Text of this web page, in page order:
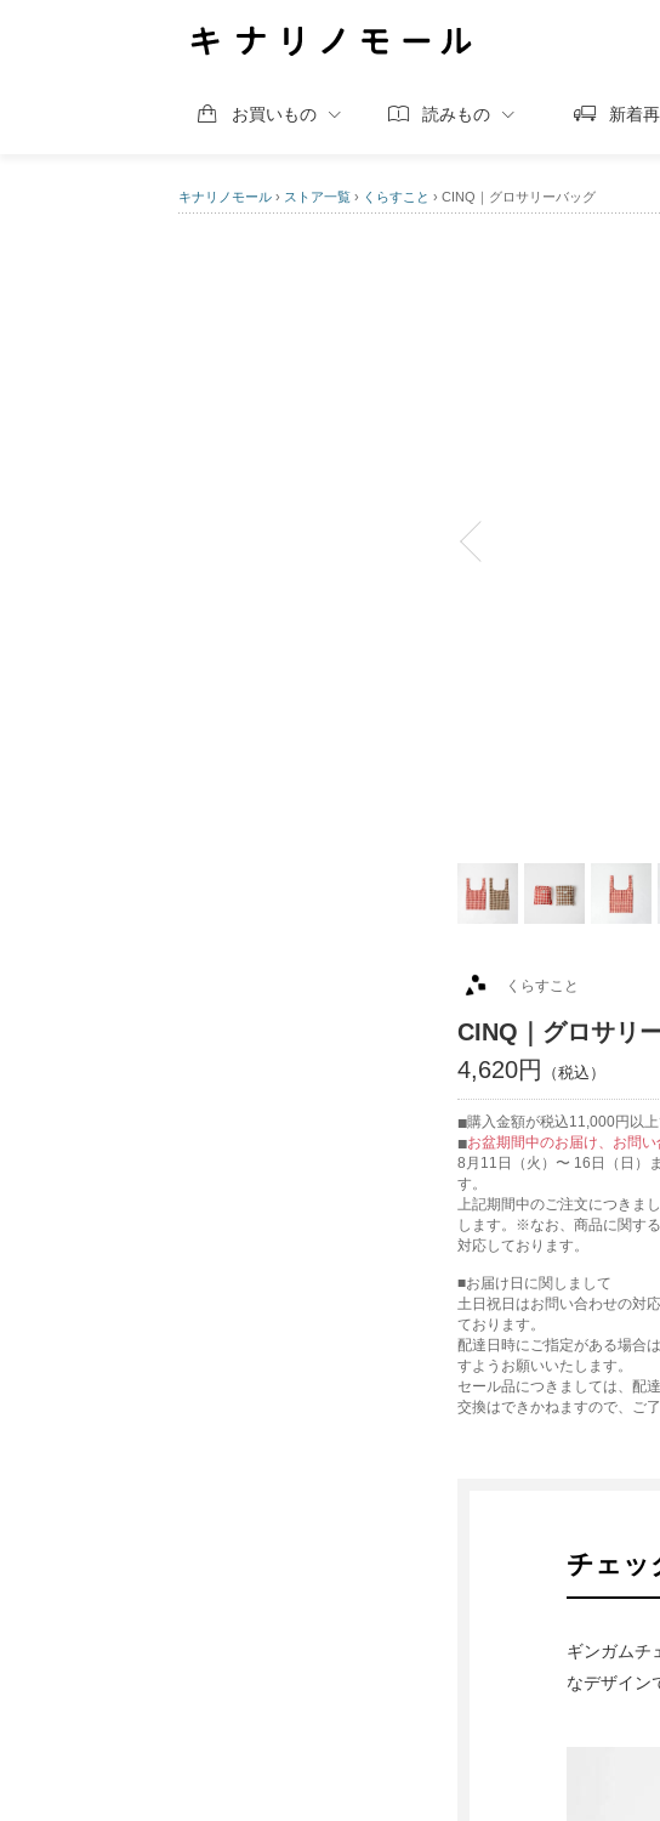
お買いもの 読みもの 新着
キナリノモール › ストア一覧 › くらすこと › CINQ｜グロサリーバッグ
くらすこと
CINQ｜グロサリ
4,620円
購入金額が税込11,000円以
お盆期間中のお届け、お問
8月11日（火）〜 16日（日）
す。
上記期間中のご注文につきま
します。※なお、商品に関す
対応しております。
■お届け日に関しまして
土日祝日はお問い合わせの対
ております。
配達日時にご指定がある場合
すようお願いいたします。
セール品につきましては、配
交換はできかねますので、ご了
チェッ
ギンガムチ
なデザイン